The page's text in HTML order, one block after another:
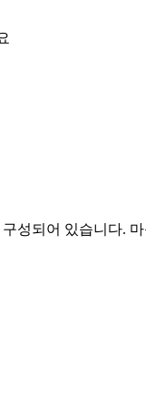
성되어 있습니다.